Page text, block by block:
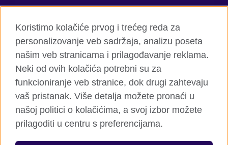
YouTube Flickr
TikTok
Globalni sajt British Council-a
Privatnost i uslovi
Koristimo kolačiće prvog i trećeg reda za
personalizovanje veb sadržaja, analizu poseta
našim veb stranicama i prilagođavanje reklama.
Neki od ovih kolačića potrebni su za
funkcioniranje veb stranice, dok drugi zahtevaju
vaš pristanak. Više detalja možete pronaći u
našoj politici o kolačićima, a svoj izbor možete
prilagoditi u centru s preferencijama.